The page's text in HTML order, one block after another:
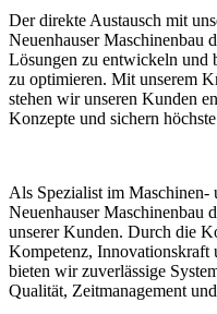
Der direkte Austausch mit
Neuenhauser Maschinenbau
Lösungen zu entwickeln und
zu optimieren. Mit unserem
stehen wir unseren Kunden
Konzepte und sichern
Als Spezialist im Maschinen-
Neuenhauser Maschinenbau
unserer Kunden. Durch die
Kompetenz, Innovationskraft
bieten wir zuverlässige
Qualität, Zeitmanagement